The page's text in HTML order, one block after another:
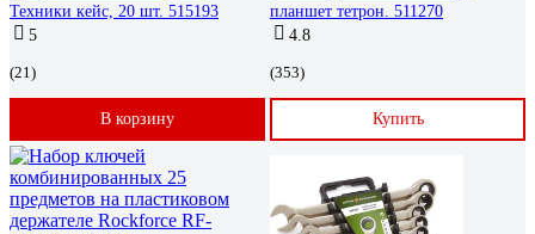
Техники кейс, 20 шт. 515193
5
(21)
В корзину
планшет тетрон. 511270
4.8
(353)
Купить